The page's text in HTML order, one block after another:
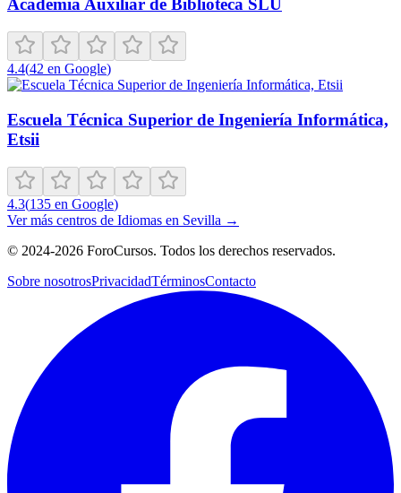
Academia Auxiliar de Biblioteca SLU
4.4(42 en Google)
Escuela Técnica Superior de Ingeniería Informática,
Etsii
4.3(135 en Google)
Ver más centros de Idiomas en Sevilla →
© 2024-2026 ForoCursos. Todos los derechos reservados.
Sobre nosotrosPrivacidadTérminosContacto